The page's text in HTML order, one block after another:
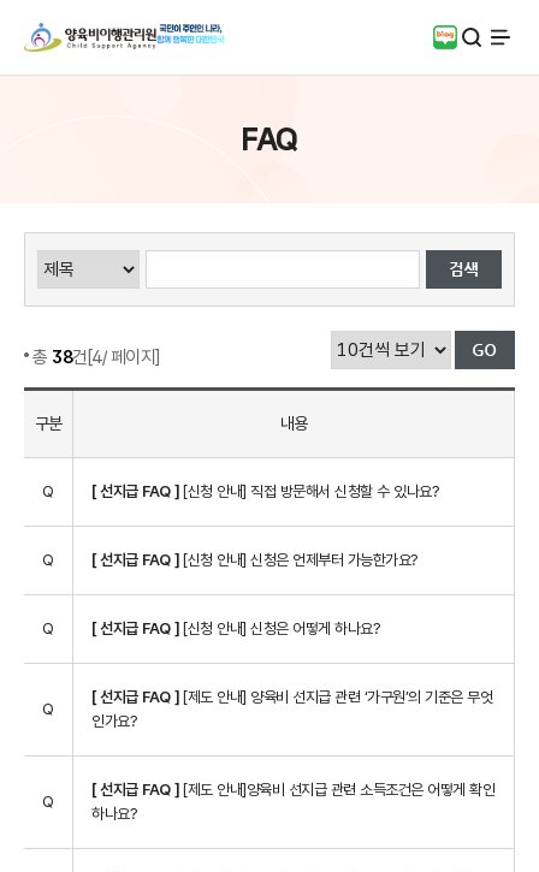
블로그검색
전체
FAQ
총 38건[4/ 페이지]
구분 내용
Q [ 선지급 FAQ ] [신청 안내] 직접 방문해서 신청할 수 있나요?
Q [ 선지급 FAQ ] [신청 안내] 신청은 언제부터 가능한가요?
Q [ 선지급 FAQ ] [신청 안내] 신청은 어떻게 하나요?
Q
[ 선지급 FAQ ] [제도 안내] 양육비 선지급 관련 ‘가구원’의 기준은 무엇
인가요?
Q
[ 선지급 FAQ ] [제도 안내]양육비 선지급 관련 소득조건은 어떻게 확인
하나요?